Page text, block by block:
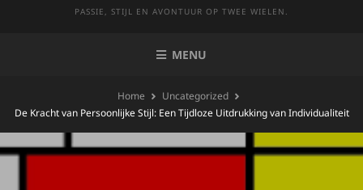
PASSIE, STIJL EN AVONTUUR OP TWEE WIELEN.
MENU
Home
Uncategorized
De Kracht van Persoonlijke Stijl: Een Tijdloze Uitdrukking van Individualiteit